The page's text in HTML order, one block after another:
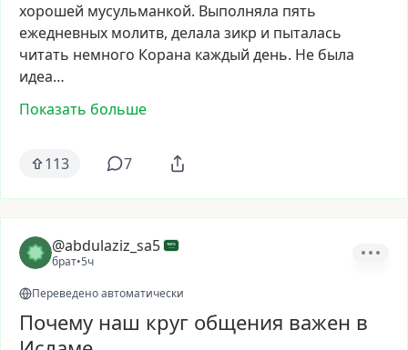
хорошей мусульманкой. Выполняла пять
ежедневных молитв, делала зикр и пыталась
читать немного Корана каждый день. Не была
идеа…
Показать больше
113 7
@abdulaziz_sa5
брат•5ч
Переведено автоматически
Почему наш круг общения важен в